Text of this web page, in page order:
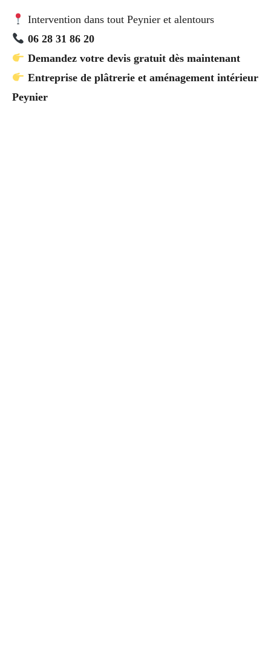
Intervention dans tout Peynier et alentours
06 28 31 86 20
Demandez votre devis gratuit dès maintenant
Entreprise de plâtrerie et aménagement intérieur
Peynier